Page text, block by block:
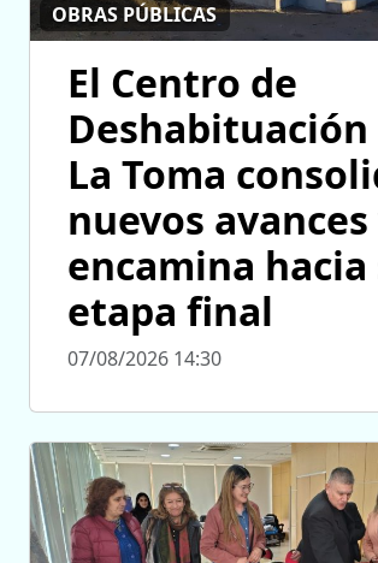
OBRAS PÚBLICAS
El Centro de
Deshabituación
La Toma
nuevos avances
encamina hacia
etapa final
07/08/2026 14:30